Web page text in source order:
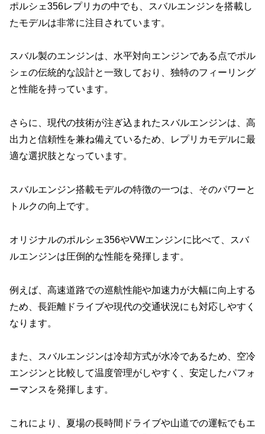
ポルシェ356レプリカの中でも、スバルエンジンを搭載し
たモデルは非常に注目されています。
スバル製のエンジンは、水平対向エンジンである点でポル
シェの伝統的な設計と一致しており、独特のフィーリング
と性能を持っています。
さらに、現代の技術が注ぎ込まれたスバルエンジンは、高
出力と信頼性を兼ね備えているため、レプリカモデルに最
適な選択肢となっています。
スバルエンジン搭載モデルの特徴の一つは、そのパワーと
トルクの向上です。
オリジナルのポルシェ356やVWエンジンに比べて、スバ
ルエンジンは圧倒的な性能を発揮します。
例えば、高速道路での巡航性能や加速力が大幅に向上する
ため、長距離ドライブや現代の交通状況にも対応しやすく
なります。
また、スバルエンジンは冷却方式が水冷であるため、空冷
エンジンと比較して温度管理がしやすく、安定したパフォ
ーマンスを発揮します。
これにより、夏場の長時間ドライブや山道での運転でもエ